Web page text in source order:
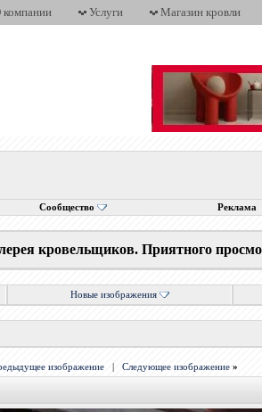
компании Услуги Магазин кровли
Сообщество Реклама
кровельщиков. Приятного
Новые изображения
изображение |Следующее изображение »